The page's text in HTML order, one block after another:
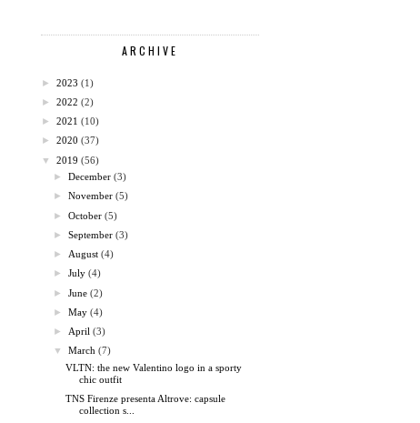
ARCHIVE
► 2023 (1)
► 2022 (2)
► 2021 (10)
► 2020 (37)
▼
2019 (56)
►December (3)
►November (5)
►October (5)
►September (3)
► August (4)
►July (4)
►June (2)
►May (4)
► April (3)
▼
March (7)
VLTN: the new Valentino logo in a sporty
chic outfit
TNS Firenze presenta Altrove: capsule
collection s...